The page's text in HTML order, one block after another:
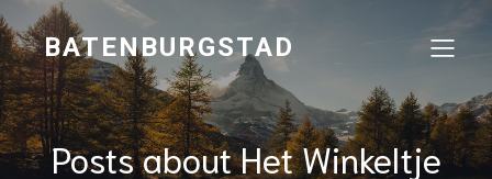
BATENBURGSTAD
Posts about Het Winkeltje